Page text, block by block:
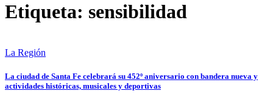
Etiqueta: sensibilidad
La Región
La ciudad de Santa Fe celebrará su 452º aniversario con bandera nueva y
actividades históricas, musicales y deportivas